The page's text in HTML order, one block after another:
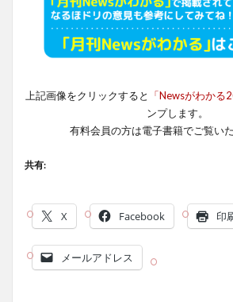
上記画像をクリックすると 「Newsがわかる
ンプします。
有料会員の方は電子書籍でご覧いた
共有:
X Facebook 印
メールアドレス